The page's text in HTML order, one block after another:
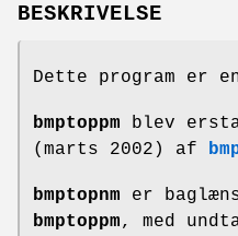
BESKRIVELSE
Dette program er
bmptoppm blev
(marts 2002) af
bmptopnm er
bmptoppm, med